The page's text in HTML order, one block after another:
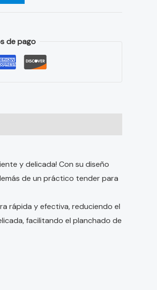
de pago
y delicada! Con su diseño
de un práctico tender para
rápida y efectiva, reduciendo el
facilitando el planchado de